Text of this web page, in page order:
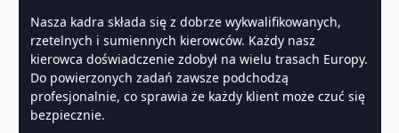
Nasza kadra składa się z dobrze wykwalifikowanych,
rzetelnych i sumiennych kierowców. Każdy nasz
kierowca doświadczenie zdobył na wielu trasach Europy.
Do powierzonych zadań zawsze podchodzą
profesjonalnie, co sprawia że każdy klient może czuć się
bezpiecznie.